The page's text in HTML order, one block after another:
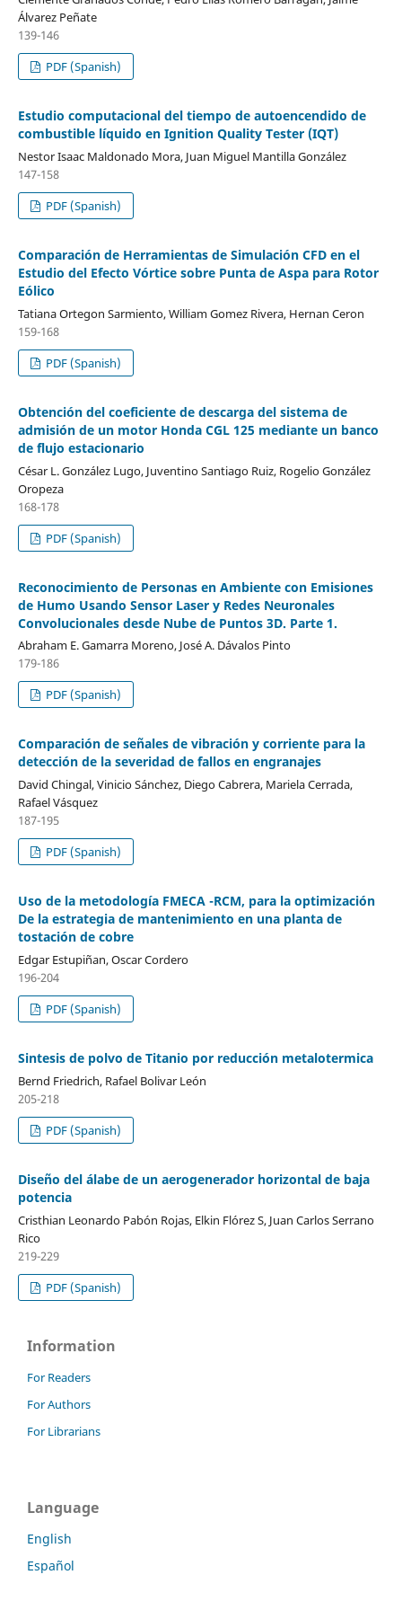
Álvarez Peñate
139-146
PDF (Spanish)
Estudio computacional del tiempo de autoencendido de
combustible líquido en Ignition Quality Tester (IQT)
Nestor Isaac Maldonado Mora, Juan Miguel Mantilla González
147-158
PDF (Spanish)
Comparación de Herramientas de Simulación CFD en el
Estudio del Efecto Vórtice sobre Punta de Aspa para Rotor
Eólico
Tatiana Ortegon Sarmiento, William Gomez Rivera, Hernan Ceron
159-168
PDF (Spanish)
Obtención del coeficiente de descarga del sistema de
admisión de un motor Honda CGL 125 mediante un banco
de flujo estacionario
César L. González Lugo, Juventino Santiago Ruiz, Rogelio González
Oropeza
168-178
PDF (Spanish)
Reconocimiento de Personas en Ambiente con Emisiones
de Humo Usando Sensor Laser y Redes Neuronales
Convolucionales desde Nube de Puntos 3D. Parte 1.
Abraham E. Gamarra Moreno, José A. Dávalos Pinto
179-186
PDF (Spanish)
Comparación de señales de vibración y corriente para la
detección de la severidad de fallos en engranajes
David Chingal, Vinicio Sánchez, Diego Cabrera, Mariela Cerrada,
Rafael Vásquez
187-195
PDF (Spanish)
Uso de la metodología FMECA -RCM, para la optimización
De la estrategia de mantenimiento en una planta de
tostación de cobre
Edgar Estupiñan, Oscar Cordero
196-204
PDF (Spanish)
Sintesis de polvo de Titanio por reducción metalotermica
Bernd Friedrich, Rafael Bolivar León
205-218
PDF (Spanish)
Diseño del álabe de un aerogenerador horizontal de baja
potencia
Cristhian Leonardo Pabón Rojas, Elkin Flórez S, Juan Carlos Serrano
Rico
219-229
PDF (Spanish)
Information
For Readers
For Authors
For Librarians
Language
English
Español